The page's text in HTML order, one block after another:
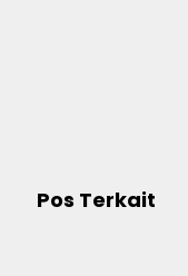
Pos Terkait